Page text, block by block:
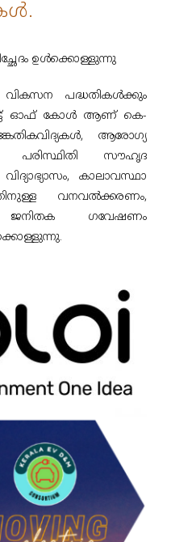
ഉൾക്കൊള്ളുന്നു
പദ്ധതികൾക്കും
ഓഫ് കോൾ ആണ് കെ-
ആരോഗ്യ
പരിസ്ഥിതി സൗഹൃദ
കാലാവസ്ഥാ
വനവൽക്കരണം,
ജനിതക ഗവേഷണം